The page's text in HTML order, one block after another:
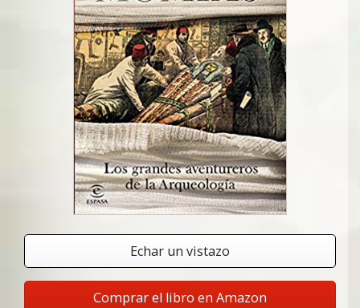
Echar un vistazo
Comprar el libro en Amazon